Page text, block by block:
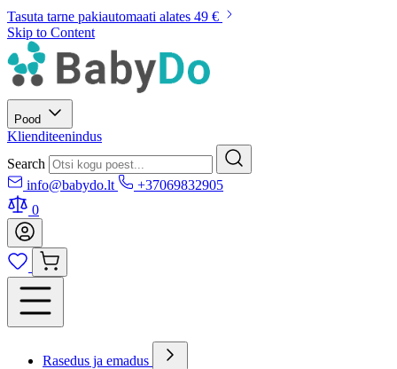
Tasuta tarne pakiautomaati alates 49 €
Skip to Content
Pood
Klienditeenindus
Search
info@babydo.lt
+37069832905
0
Rasedus ja emadus